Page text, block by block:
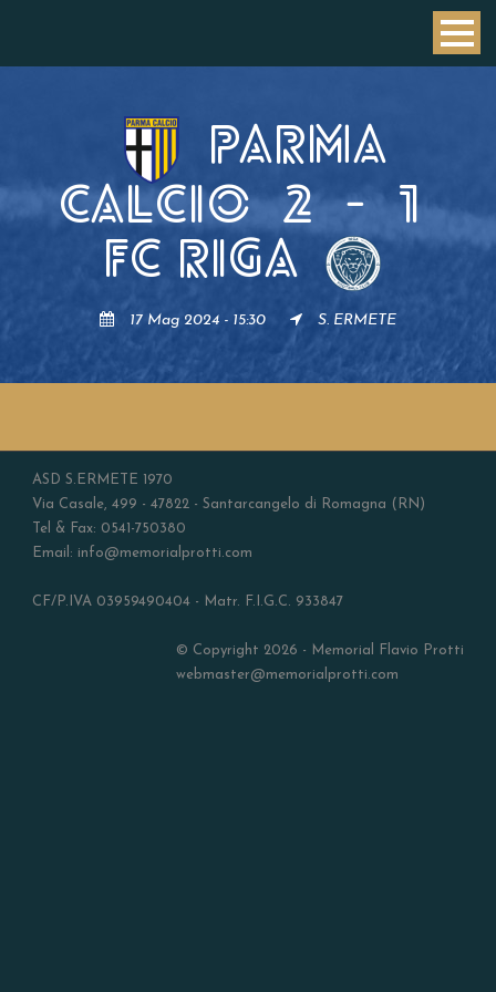
PARMA
CALCIO
2 -
1
FC RIGA
17 Mag 2024 - 15:30 S. ERMETE
ASD S.ERMETE 1970
Via Casale, 499 - 47822 - Santarcangelo di Romagna (RN)
Tel & Fax: 0541-750380
Email: info@memorialprotti.com
CF/P.IVA 03959490404 - Matr. F.I.G.C. 933847
© Copyright 2026 - Memorial Flavio Protti
webmaster@memorialprotti.com